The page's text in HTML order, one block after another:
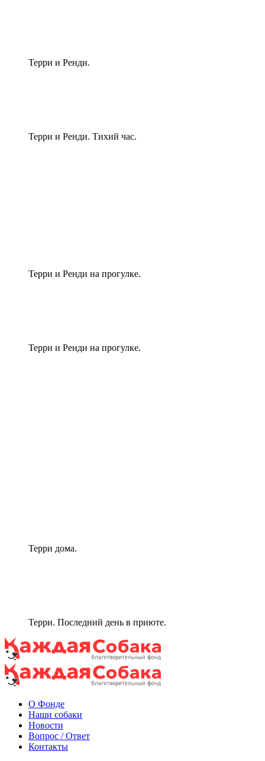
Терри и Ренди.
Терри и Ренди. Тихий час.
Терри и Ренди на прогулке.
Терри и Ренди на прогулке.
Терри дома.
Терри. Последний день в приюте.
О Фонде
Наши собаки
Новости
Вопрос / Ответ
Контакты